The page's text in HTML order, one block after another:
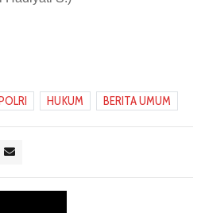
HUKUM BERITA UMUM